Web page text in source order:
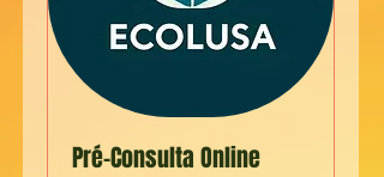
Pré-Consulta Online